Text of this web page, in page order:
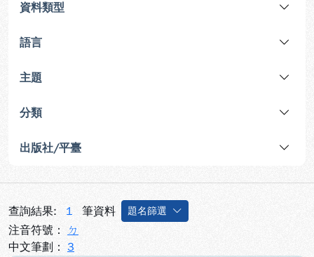
資料類型
語言
主題
分類
出版社/平臺
查詢結果: 1 筆資料 題名篩選
注音符號：
ㄉ
中文筆劃： 3